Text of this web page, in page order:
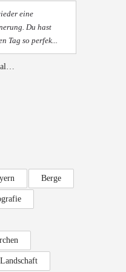
eine
Du hast
Tag so perfek...
Berge
Landschaft